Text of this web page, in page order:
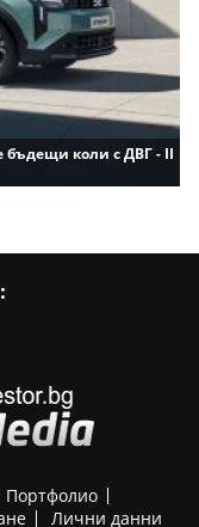
бъдещи коли с ДВГ - II
Портфолио
Лични данни